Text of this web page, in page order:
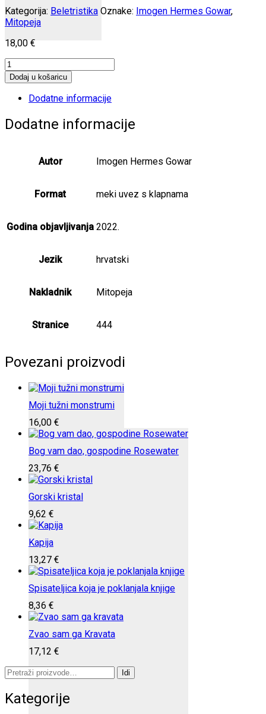
Kategorija: Beletristika Oznake: Imogen Hermes Gowar,
Mitopeja
18,00 €
Sirena
i
gđa
Hancock
Dodaj u košaricu
Dodatne informacije
Dodatne informacije
Autor Imogen Hermes Gowar
Format meki uvez s klapnama
Godina objavljivanja 2022.
Jezik hrvatski
Nakladnik Mitopeja
Stranice 444
Povezani proizvodi
Moji tužni monstrumi
16,00 €
Bog vam dao, gospodine Rosewater
23,76 €
Gorski kristal
9,62 €
Kapija
13,27 €
Spisateljica koja je poklanjala knjige
8,36 €
Zvao sam ga Kravata
17,12 €
Pretraži:
Idi
Kategorije